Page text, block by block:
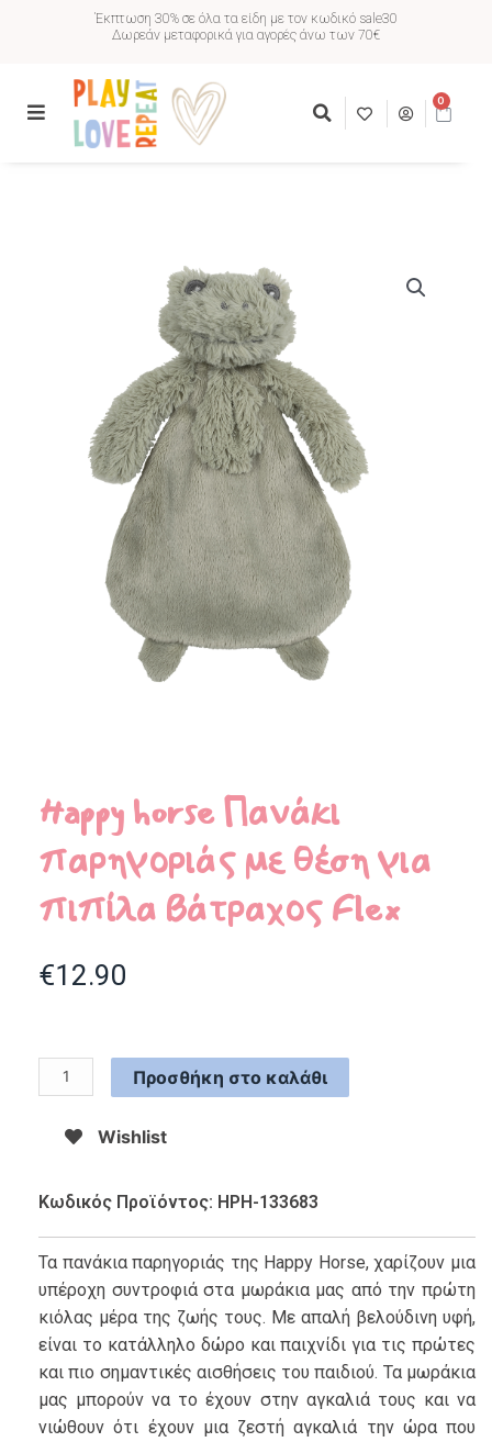
Έκπτωση 30% σε όλα τα είδη με τον κωδικό sale30
Δωρεάν μεταφορικά για αγορές άνω των 70€
0
Happy horse Πανάκι
παρηγοριάς με θέση για
πιπίλα Βάτραχος Flex
€12.90
Προσθήκη στο καλάθι
Wishlist
Κωδικός Προϊόντος: HPH-133683
Τα πανάκια παρηγοριάς της Happy Horse, χαρίζουν μια
υπέροχη συντροφιά στα μωράκια μας από την πρώτη
κιόλας μέρα της ζωής τους. Με απαλή βελούδινη υφή,
είναι το κατάλληλο δώρο και παιχνίδι για τις πρώτες
και πιο σημαντικές αισθήσεις του παιδιού. Τα μωράκια
μας μπορούν να το έχουν στην αγκαλιά τους και να
νιώθουν ότι έχουν μια ζεστή αγκαλιά την ώρα που